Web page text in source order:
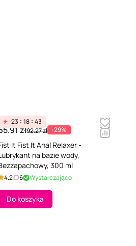
23 18 43
zł92.27 zł -29%
It Fist It Anal Relaxer -
na bazie wody,
300 ml
4.2 6 Wystarczająco
Do koszyka